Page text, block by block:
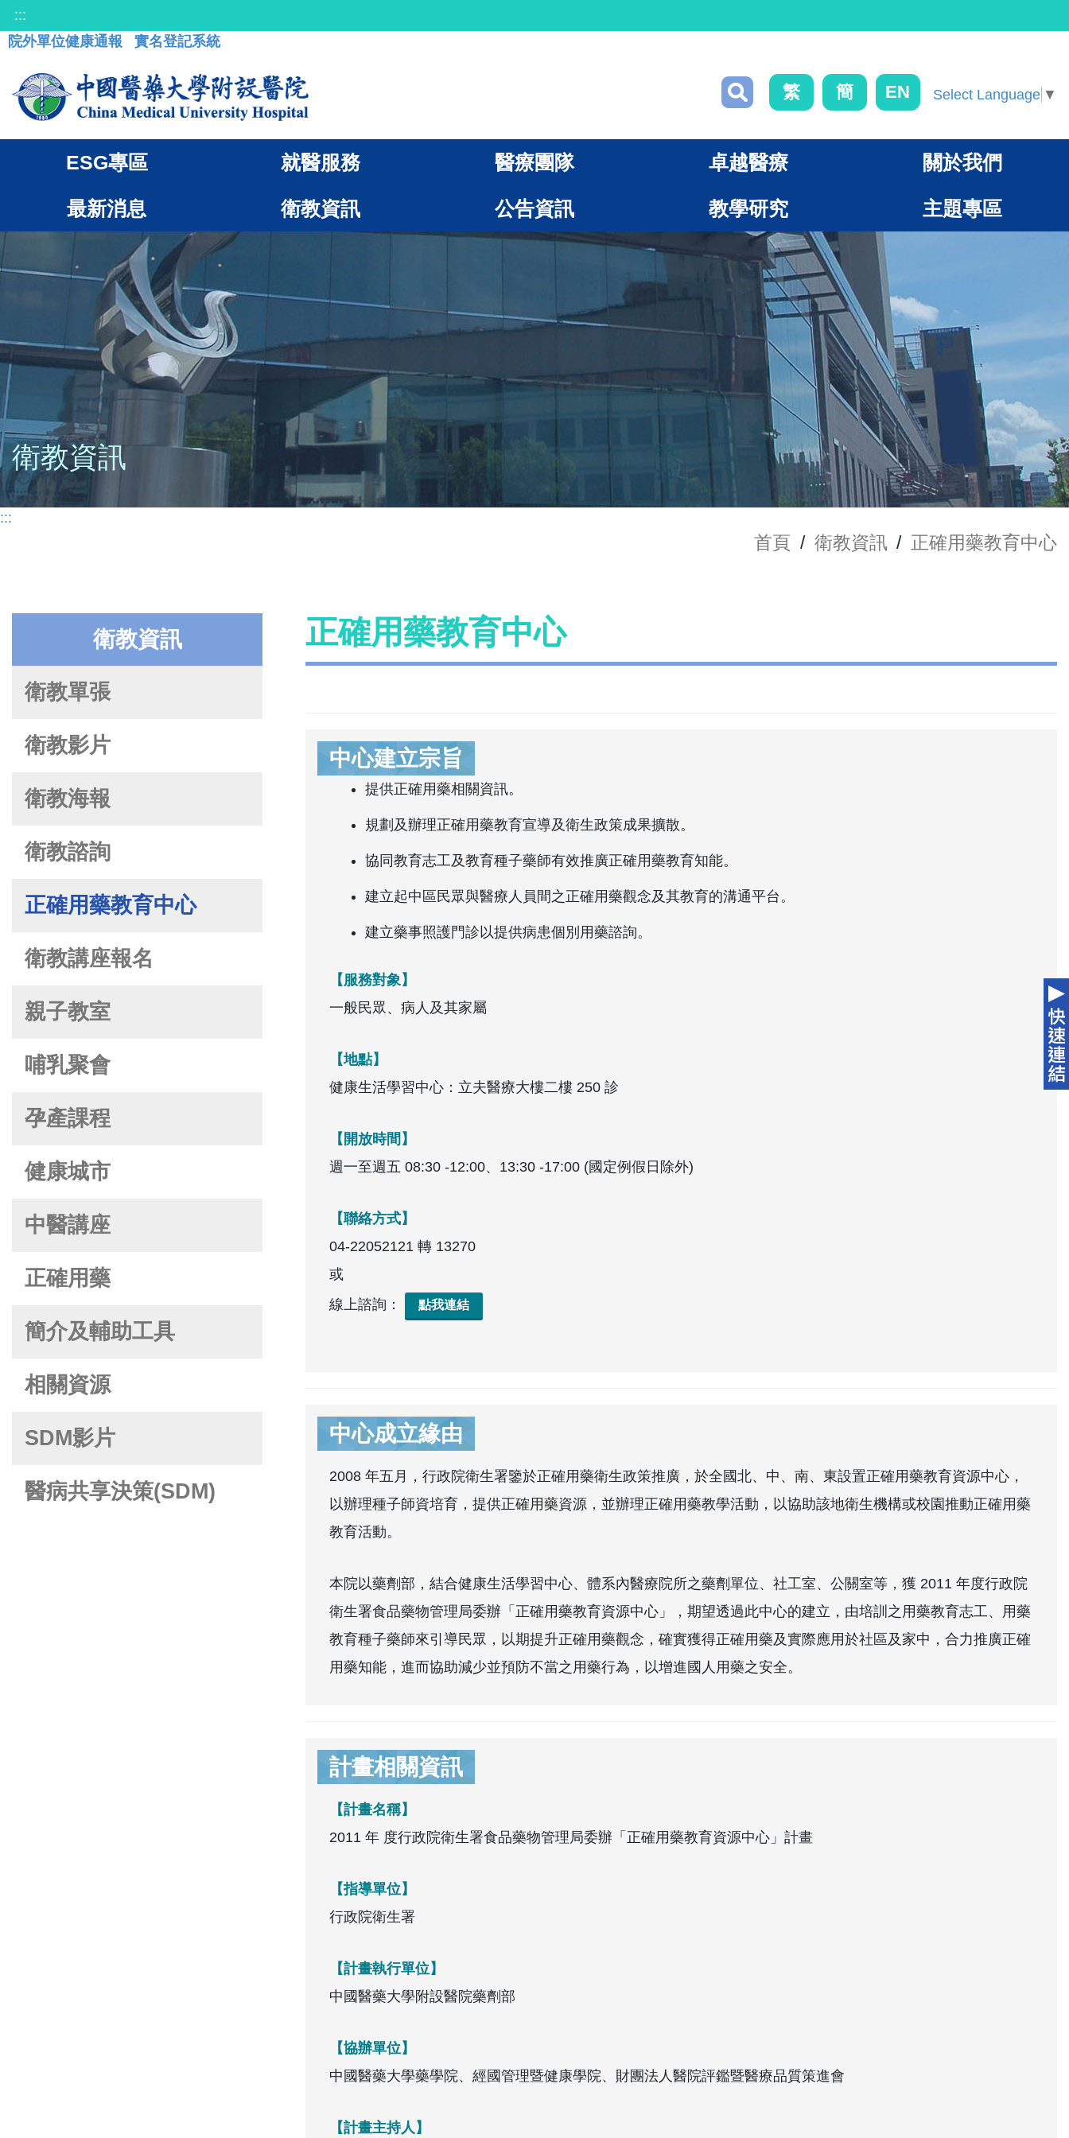
:::
院外單位健康通報
實名登記系統
繁 簡 EN Select Language ▼
ESG專區 就醫服務 醫療團隊 卓越醫療 關於我們
最新消息 衛教資訊 公告資訊 教學研究 主題專區
衛教資訊
:::
首頁 / 衛教資訊 / 正確用藥教育中心
衛教資訊
衛教單張
衛教影片
衛教海報
衛教諮詢
正確用藥教育中心
衛教講座報名
親子教室
哺乳聚會
孕產課程
健康城市
中醫講座
正確用藥
簡介及輔助工具
相關資源
SDM影片
醫病共享決策(SDM)
正確用藥教育中心
中心建立宗旨
提供正確用藥相關資訊。
規劃及辦理正確用藥教育宣導及衛生政策成果擴散。
協同教育志工及教育種子藥師有效推廣正確用藥教育知能。
建立起中區民眾與醫療人員間之正確用藥觀念及其教育的溝通平台。
建立藥事照護門診以提供病患個別用藥諮詢。
【服務對象】
一般民眾、病人及其家屬
【地點】
健康生活學習中心：立夫醫療大樓二樓 250 診
【開放時間】
週一至週五 08:30 -12:00、13:30 -17:00 (國定例假日除外)
【聯絡方式】
04-22052121 轉 13270
或
線上諮詢：
點我連結
中心成立緣由
2008 年五月，行政院衛生署鑒於正確用藥衛生政策推廣，於全國北、中、南、東設置正確用藥教育資源中心，
以辦理種子師資培育，提供正確用藥資源，並辦理正確用藥教學活動，以協助該地衛生機構或校園推動正確用藥
教育活動。
本院以藥劑部，結合健康生活學習中心、體系內醫療院所之藥劑單位、社工室、公關室等，獲 2011 年度行政院
衛生署食品藥物管理局委辦「正確用藥教育資源中心」，期望透過此中心的建立，由培訓之用藥教育志工、用藥
教育種子藥師來引導民眾，以期提升正確用藥觀念，確實獲得正確用藥及實際應用於社區及家中，合力推廣正確
用藥知能，進而協助減少並預防不當之用藥行為，以增進國人用藥之安全。
計畫相關資訊
【計畫名稱】
2011 年 度行政院衛生署食品藥物管理局委辦「正確用藥教育資源中心」計畫
【指導單位】
行政院衛生署
【計畫執行單位】
中國醫藥大學附設醫院藥劑部
【協辦單位】
中國醫藥大學藥學院、經國管理暨健康學院、財團法人醫院評鑑暨醫療品質策進會
【計畫主持人】